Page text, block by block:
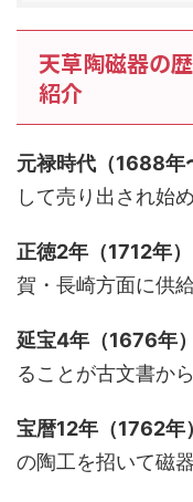
天草陶磁器の
紹介
元禄時代（1688年
して売り出され始め
正徳2年（1712年）
賀・長崎方面に供
延宝4年（1676年）
ることが古文書か
宝暦12年（1762年）
の陶工を招いて磁